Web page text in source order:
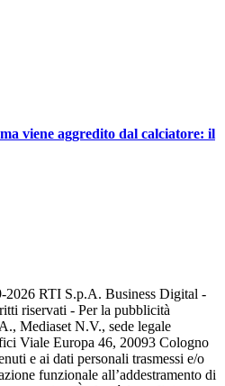
viene aggredito dal calciatore: il
2026 RTI S.p.A. Business Digital -
riservati - Per la pubblicità
Mediaset N.V., sede legale
Viale Europa 46, 20093 Cologno
e ai dati personali trasmessi e/o
funzionale all’addestramento di